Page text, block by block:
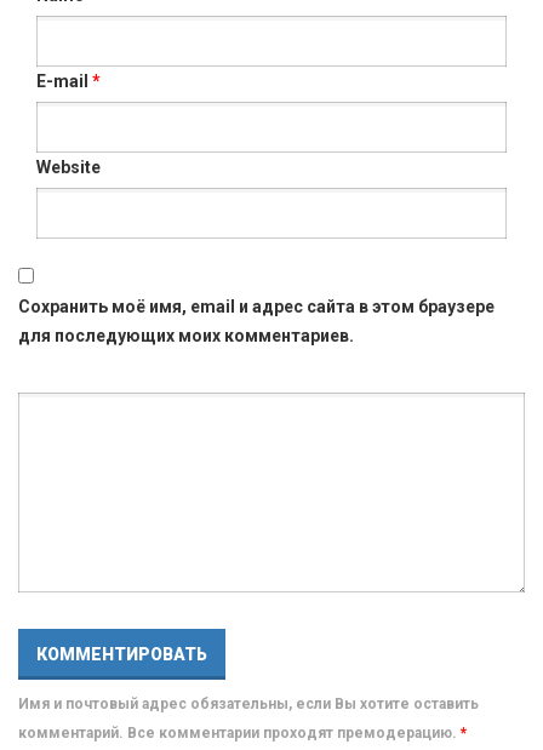
E-mail *
Website
Сохранить моё имя, email и адрес сайта в этом браузере
для последующих моих комментариев.
Имя и почтовый адрес обязательны, если Вы хотите оставить
комментарий. Все комментарии проходят премодерацию. *